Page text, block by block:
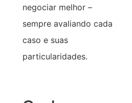
negociar melhor –
sempre avaliando cada
caso e suas
particularidades.